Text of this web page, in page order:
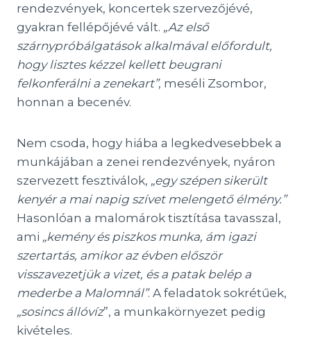
rendezvények, koncertek szervezőjévé,
gyakran fellépőjévé vált. „Az első
szárnypróbálgatások alkalmával előfordult,
hogy lisztes kézzel kellett beugrani
felkonferálni a zenekart”, meséli Zsombor,
honnan a becenév.
Nem csoda, hogy hiába a legkedvesebbek a
munkájában a zenei rendezvények, nyáron
szervezett fesztiválok, „egy szépen sikerült
kenyér a mai napig szívet melengető élmény.”
Hasonlóan a malomárok tisztítása tavasszal,
ami „kemény és piszkos munka, ám igazi
szertartás, amikor az évben először
visszavezetjük a vizet, és a patak belép a
mederbe a Malomnál”. A feladatok sokrétűek,
„sosincs állóvíz”, a munkakörnyezet pedig
kivételes.